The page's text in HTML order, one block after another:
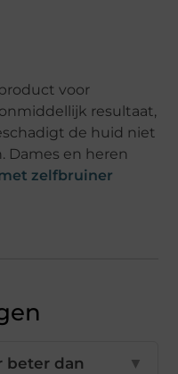
voor
resultaat,
de huid niet
Dames en heren
zelfbruiner
beter dan
▼